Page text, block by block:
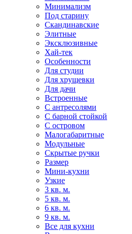
Минимализм
Под старину
Скандинавские
Элитные
Эксклюзивные
Хай-тек
Особенности
Для студии
Для хрущевки
Для дачи
Встроенные
С антресолями
С барной стойкой
С островом
Малогабаритные
Модульные
Скрытые ручки
Размер
Мини-кухни
Узкие
3 кв. м.
5 кв. м.
6 кв. м.
9 кв. м.
Все для кухни